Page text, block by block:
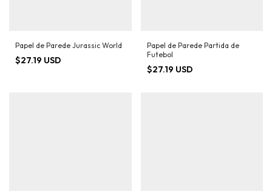
Papel de Parede Jurassic World
$27.19 USD
Papel de Parede Partida de
Futebol
$27.19 USD